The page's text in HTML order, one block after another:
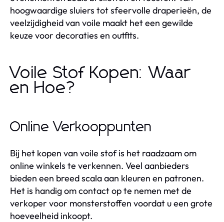
hoogwaardige sluiers tot sfeervolle draperieën, de
veelzijdigheid van voile maakt het een gewilde
keuze voor decoraties en outfits.
Voile Stof Kopen: Waar
en Hoe?
Online Verkooppunten
Bij het kopen van voile stof is het raadzaam om
online winkels te verkennen. Veel aanbieders
bieden een breed scala aan kleuren en patronen.
Het is handig om contact op te nemen met de
verkoper voor monsterstoffen voordat u een grote
hoeveelheid inkoopt.